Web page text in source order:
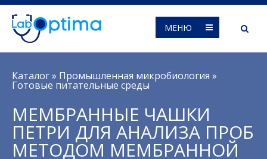
МЕНЮ
Вы здесь
Каталог» Промышленная микробиология »
Готовые питательные среды
МЕМБРАННЫЕ ЧАШКИ
ПЕТРИ ДЛЯ АНАЛИЗА ПРОБ
МЕТОДОМ МЕМБРАННОЙ